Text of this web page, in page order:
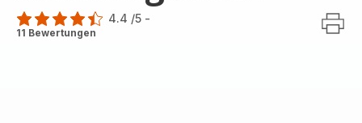
ratings.4.4
4.4 /5 -
11 Bewertungen